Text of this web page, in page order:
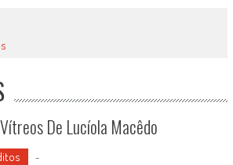
De Lucíola Macêdo
-